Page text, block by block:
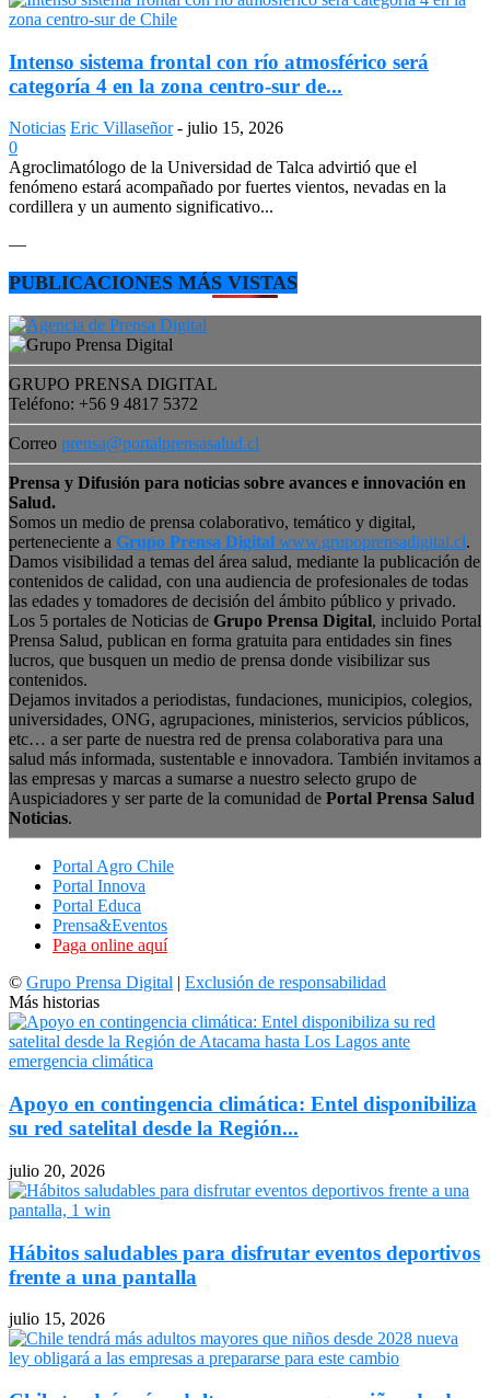
Intenso sistema frontal con río atmosférico será
categoría 4 en la zona centro-sur de...
Noticias Eric Villaseñor - julio 15, 2026
0
Agroclimatólogo de la Universidad de Talca advirtió que el
fenómeno estará acompañado por fuertes vientos, nevadas en la
cordillera y un aumento significativo...
—
PUBLICACIONES MÁS VISTAS
GRUPO PRENSA DIGITAL
Teléfono: +56 9 4817 5372
Correo prensa@portalprensasalud.cl
Prensa y Difusión para noticias sobre avances e innovación en
Salud.
Somos un medio de prensa colaborativo, temático y digital,
perteneciente a Grupo Prensa Digital www.grupoprensadigital.cl.
Damos visibilidad a temas del área salud, mediante la publicación de
contenidos de calidad, con una audiencia de profesionales de todas
las edades y tomadores de decisión del ámbito público y privado.
Los 5 portales de Noticias de Grupo Prensa Digital, incluido Portal
Prensa Salud, publican en forma gratuita para entidades sin fines
lucros, que busquen un medio de prensa donde visibilizar sus
contenidos.
Dejamos invitados a periodistas, fundaciones, municipios, colegios,
universidades, ONG, agrupaciones, ministerios, servicios públicos,
etc… a ser parte de nuestra red de prensa colaborativa para una
salud más informada, sustentable e innovadora. También invitamos a
las empresas y marcas a sumarse a nuestro selecto grupo de
Auspiciadores y ser parte de la comunidad de Portal Prensa Salud
Noticias.
Portal Agro Chile
Portal Innova
Portal Educa
Prensa&Eventos
Paga online aquí
© Grupo Prensa Digital | Exclusión de responsabilidad
Más historias
Apoyo en contingencia climática: Entel disponibiliza
su red satelital desde la Región...
julio 20, 2026
Hábitos saludables para disfrutar eventos deportivos
frente a una pantalla
julio 15, 2026